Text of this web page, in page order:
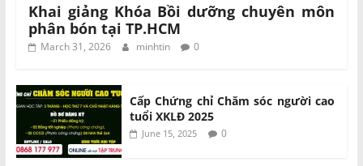
Khai giảng Khóa Bồi dưỡng chuyên môn
phân bón tại TP.HCM
March 31, 2026 minhtin 0
Cấp Chứng chỉ Chăm sóc người cao
tuổi XKLĐ 2025
June 15, 2025 0